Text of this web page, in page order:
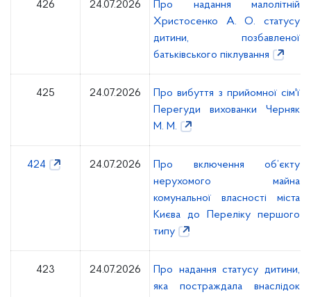
426 24.07.2026
Про надання малолітній
Христосенко А. О. статусу
дитини, позбавленої
батьківського піклування
425 24.07.2026
Про вибуття з прийомної сім'ї
Перегуди вихованки Черняк
М. М.
424 24.07.2026
Про включення об’єкту
нерухомого майна
комунальної власності міста
Києва до Переліку першого
типу
423 24.07.2026
Про надання статусу дитини,
яка постраждала внаслідок